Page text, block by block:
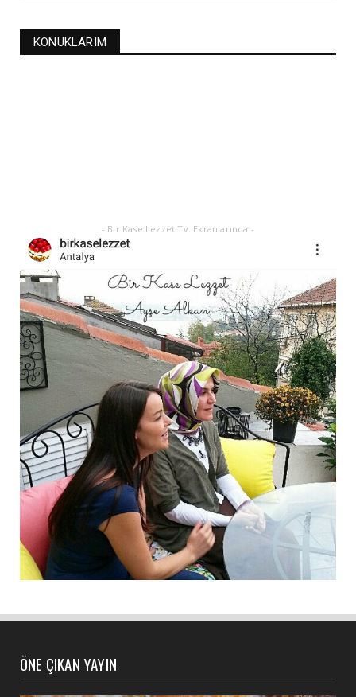
Alanya'nın düğünlerinin meşhur kurabiyesi- S
KONUKLARIM
- Bir Kase Lezzet Tv. Ekranlarında -
ÖNE ÇIKAN YAYIN